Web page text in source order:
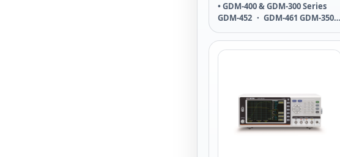
• GDM-400 & GDM-300 Series
GDM-452 ・ GDM-461 GDM-350B
397 ・ GDM-398